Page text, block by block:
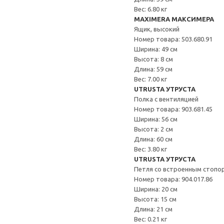
Вес: 6.80 кг
MAXIMERA МАКСИМЕРА
Ящик, высокий
Номер товара: 503.680.91
Ширина: 49 см
Высота: 8 см
Длина: 59 см
Вес: 7.00 кг
UTRUSTA УТРУСТА
Полка с вентиляцией
Номер товара: 903.681.45
Ширина: 56 см
Высота: 2 см
Длина: 60 см
Вес: 3.80 кг
UTRUSTA УТРУСТА
Петля со встроенным
Номер товара: 904.017.86
Ширина: 20 см
Высота: 15 см
Длина: 21 см
Вес: 0.21 кг